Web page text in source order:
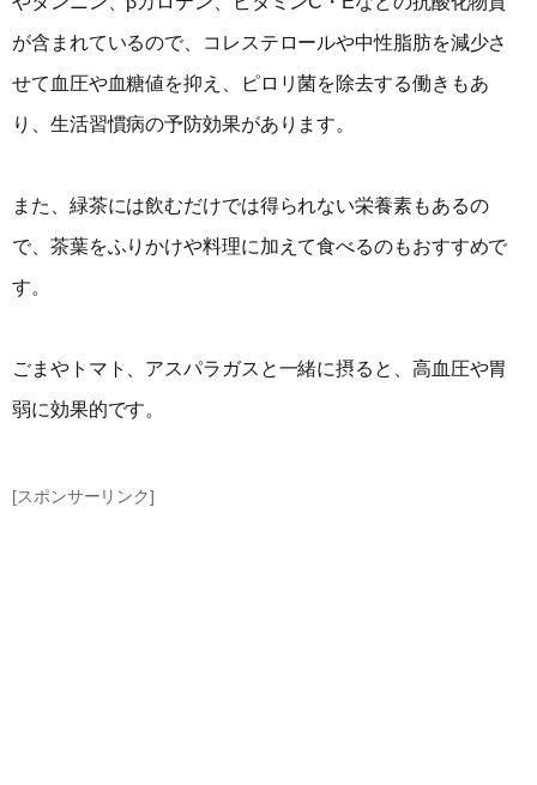
が含まれているので、コレステロールや中性脂肪を減少さ
せて血圧や血糖値を抑え、ピロリ菌を除去する働きもあ
り、生活習慣病の予防効果があります。
また、緑茶には飲むだけでは得られない栄養素もあるの
で、茶葉をふりかけや料理に加えて食べるのもおすすめで
す。
ごまやトマト、アスパラガスと一緒に摂ると、高血圧や胃
弱に効果的です。
[スポンサーリンク]